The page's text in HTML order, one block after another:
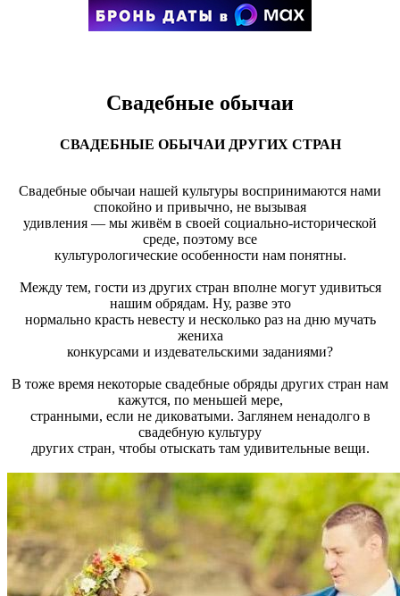
Свадебные обычаи
СВАДЕБНЫЕ ОБЫЧАИ ДРУГИХ СТРАН
Свадебные обычаи нашей культуры воспринимаются нами
спокойно и привычно, не вызывая
удивления — мы живём в своей социально-исторической
среде, поэтому все
культурологические особенности нам понятны.
Между тем, гости из других стран вполне могут удивиться
нашим обрядам. Ну, разве это
нормально красть невесту и несколько раз на дню мучать
жениха
конкурсами и издевательскими заданиями?
В тоже время некоторые свадебные обряды других стран нам
кажутся, по меньшей мере,
странными, если не диковатыми. Заглянем ненадолго в
свадебную культуру
других стран, чтобы отыскать там удивительные вещи.